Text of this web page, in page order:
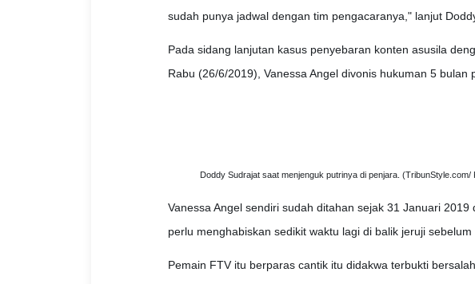
sudah punya jadwal dengan tim pengacaranya," lanjut
Pada sidang lanjutan kasus penyebaran konten asusila
Rabu (26/6/2019), Vanessa Angel divonis hukuman 5
Doddy Sudrajat saat menjenguk putrinya di penjara.
Vanessa Angel sendiri sudah ditahan sejak 31 Januari
perlu menghabiskan sedikit waktu lagi di balik jeruji
Pemain FTV itu berparas cantik itu didakwa terbukti